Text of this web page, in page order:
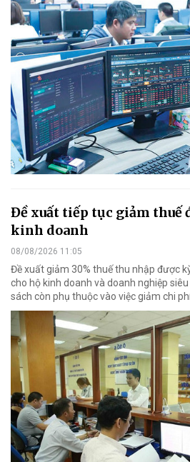
Đề xuất tiếp tục giảm thuế
kinh doanh
08/08/2026 11:05
Đề xuất giảm 30% thuế thu nhập được
cho hộ kinh doanh và doanh nghiệp
sách còn phụ thuộc vào việc giảm chi